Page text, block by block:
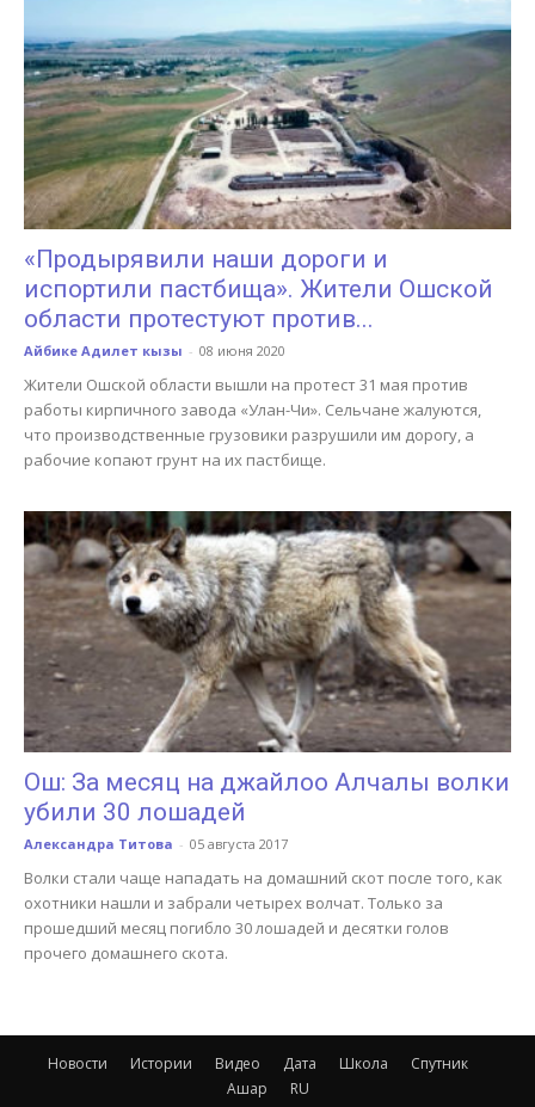
«Продырявили наши дороги и
испортили пастбища». Жители Ошской
области протестуют против...
Айбике Адилет кызы - 08 июня 2020
Жители Ошской области вышли на протест 31 мая против
работы кирпичного завода «Улан-Чи». Сельчане жалуются,
что производственные грузовики разрушили им дорогу, а
рабочие копают грунт на их пастбище.
Ош: За месяц на джайлоо Алчалы волки
убили 30 лошадей
Александра Титова - 05 августа 2017
Волки стали чаще нападать на домашний скот после того, как
охотники нашли и забрали четырех волчат. Только за
прошедший месяц погибло 30 лошадей и десятки голов
прочего домашнего скота.
Новости Истории Видео Дата Школа
Спутник
Ашар
RU